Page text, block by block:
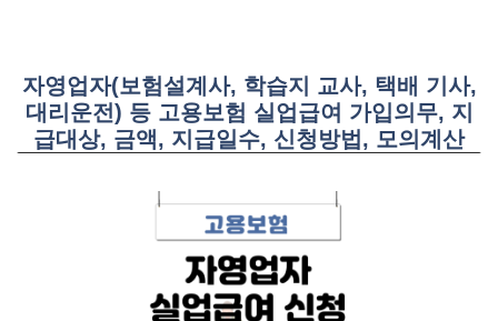
자영업자(보험설계사, 학습지 교사, 택배 기사,
대리운전) 등 고용보험 실업급여 가입의무, 지
급대상, 금액, 지급일수, 신청방법, 모의계산